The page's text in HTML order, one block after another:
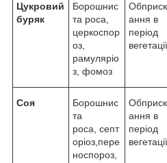
Цукровий
буряк
Борошнис
та роса,
церкоспор
оз,
рамуляріо
з, фомоз
ання в
період
вегетації
Соя
Борошнис
та
роса, септ
оріоз,пере
носпороз,
ання в
період
вегетації